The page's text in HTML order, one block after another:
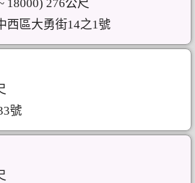
18000) 276公尺
西區大勇街14之1號
號